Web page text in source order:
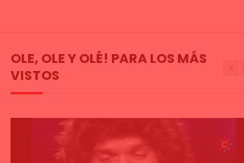
OLE, OLE Y OLÉ! PARA LOS MÁS
VISTOS